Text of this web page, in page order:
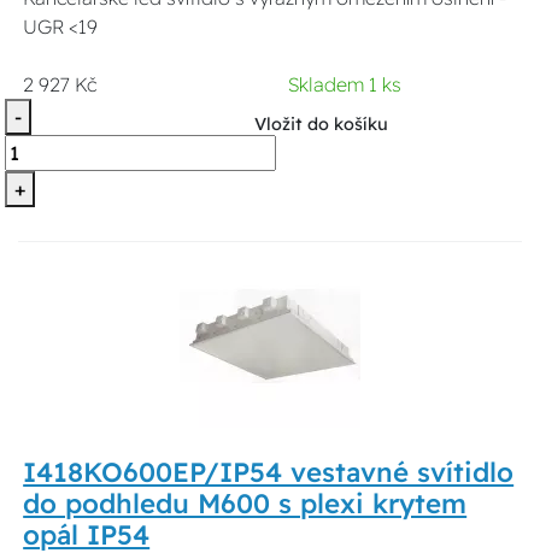
UGR <19
2 927 Kč
Skladem 1 ks
-
+
Vložit do košíku
I418KO600EP/IP54 vestavné svítidlo
do podhledu M600 s plexi krytem
opál IP54